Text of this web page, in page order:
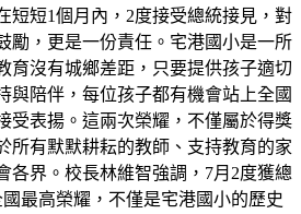
短短1個月內，2度接受總統接見，對
勵，更是一份責任。宅港國小是一所
育沒有城鄉差距，只要提供孩子適切
與陪伴，每位孩子都有機會站上全國
受表揚。這兩次榮耀，不僅屬於得獎
所有默默耕耘的教師、支持教育的家
各界。校長林維智強調，7月2度獲總
最高榮耀，不僅是宅港國小的歷史